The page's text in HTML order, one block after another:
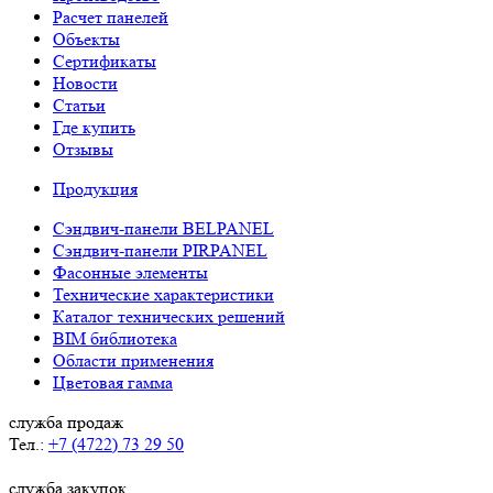
Расчет панелей
Объекты
Сертификаты
Новости
Статьи
Где купить
Отзывы
Продукция
Сэндвич-панели BELPANEL
Сэндвич-панели PIRPANEL
Фасонные элементы
Технические характеристики
Каталог технических решений
BIM библиотека
Области применения
Цветовая гамма
служба продаж
Тел.: +7 (4722) 73 29 50
служба закупок